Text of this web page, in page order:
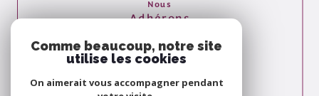
Nous
Adhérons
Comme beaucoup, notre site
utilise les cookies
On aimerait vous accompagner pendant